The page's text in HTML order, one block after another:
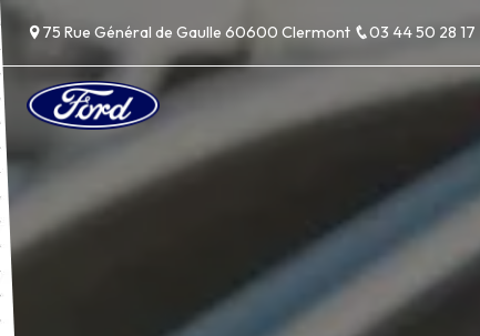
75 Rue Général de Gaulle 60600 Clermont 03 44 50 28 17
Panneau de gestion des cookies